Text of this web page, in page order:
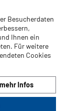
Besucherdaten
Ihnen ein
Für weitere
Cookies
mehr Infos